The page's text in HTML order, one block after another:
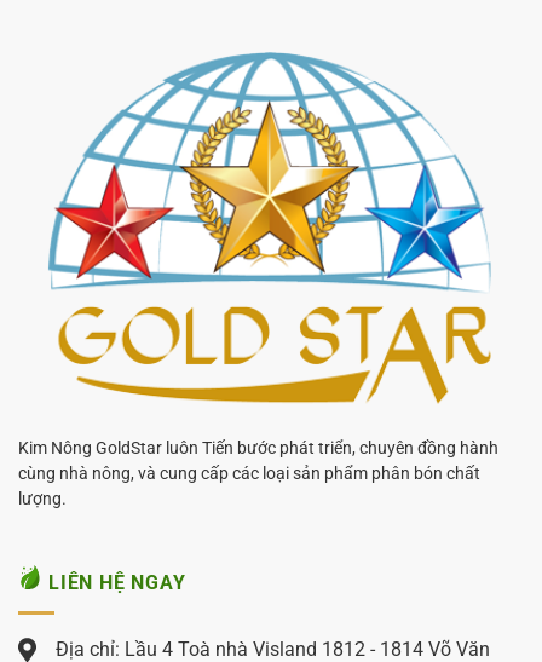
Kim Nông GoldStar luôn Tiến bước phát triển, chuyên đồng hành
cùng nhà nông, và cung cấp các loại sản phẩm phân bón chất
lượng.
LIÊN HỆ NGAY
Địa chỉ: Lầu 4 Toà nhà Visland 1812 - 1814 Võ Văn